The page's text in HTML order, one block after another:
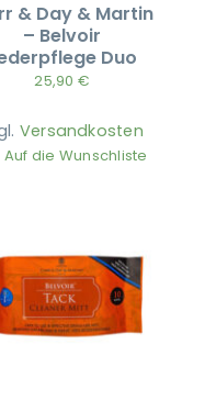
& Day & Martin
– Belvoir
Duo
25,90 €
Versandkosten
Auf die Wunschliste